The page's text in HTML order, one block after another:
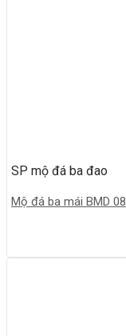
SP mộ đá ba đao
Mộ đá ba mái BMD 08